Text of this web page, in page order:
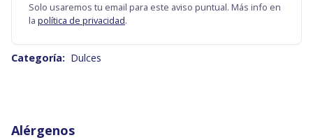
Solo usaremos tu email para este aviso puntual. Más info en
la política de privacidad.
Categoría: Dulces
Alérgenos